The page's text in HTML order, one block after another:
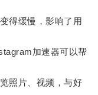
得缓慢，影响了用
加速器可以帮
照片、视频，与好